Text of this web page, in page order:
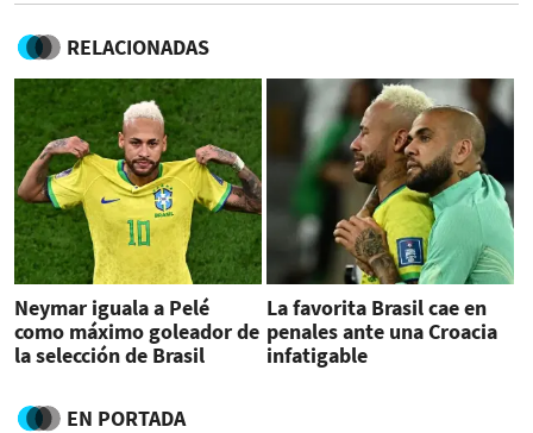
RELACIONADAS
Neymar iguala a Pelé
como máximo goleador de
la selección de Brasil
La favorita Brasil cae en
penales ante una Croacia
infatigable
EN PORTADA